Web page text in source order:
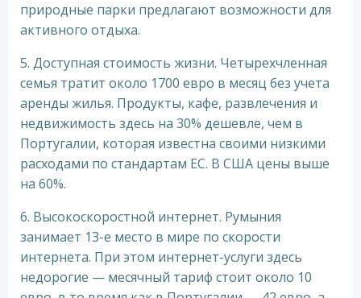
природные парки предлагают возможности для
активного отдыха.
5. Доступная стоимость жизни. Четырехчленная
семья тратит около 1700 евро в месяц без учета
аренды жилья. Продукты, кафе, развлечения и
недвижимость здесь на 30% дешевле, чем в
Португалии, которая известна своими низкими
расходами по стандартам ЕС. В США цены выше
на 60%.
6. Высокоскоростной интернет. Румыния
занимает 13-е место в мире по скорости
интернета. При этом интернет-услуги здесь
недорогие — месячный тариф стоит около 10